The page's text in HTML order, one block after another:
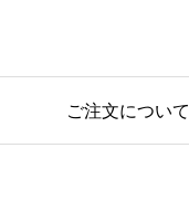
ご注文について